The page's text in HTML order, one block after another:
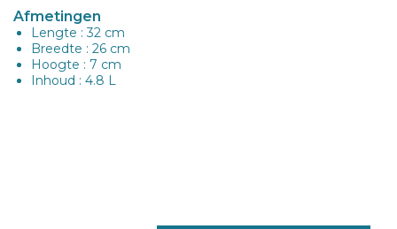
Afmetingen
Lengte : 32 cm
Breedte : 26 cm
Hoogte : 7 cm
Inhoud : 4.8 L